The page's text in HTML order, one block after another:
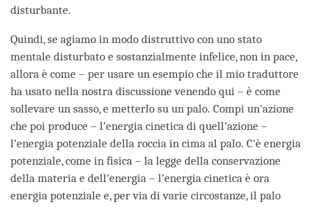
disturbante.
Quindi, se agiamo in modo distruttivo con uno stato
mentale disturbato e sostanzialmente infelice, non in pace,
allora è come – per usare un esempio che il mio traduttore
ha usato nella nostra discussione venendo qui – è come
sollevare un sasso, e metterlo su un palo. Compi un'azione
che poi produce – l’energia cinetica di quell'azione –
l’energia potenziale della roccia in cima al palo. C'è energia
potenziale, come in fisica – la legge della conservazione
della materia e dell'energia – l’energia cinetica è ora
energia potenziale e, per via di varie circostanze, il palo